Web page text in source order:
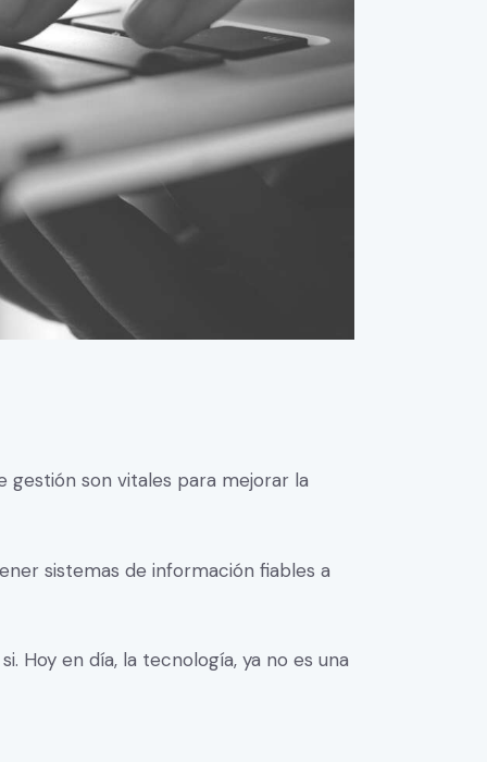
gestión son vitales para mejorar la
sistemas de información fiables a
Hoy en día, la tecnología, ya no es una